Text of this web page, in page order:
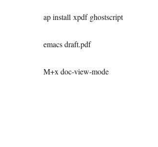
ap install xpdf ghostscript
emacs draft.pdf
M+x doc-view-mode